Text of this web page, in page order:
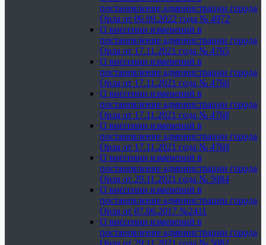
постановление администрации города
Орла от 06.09.2022 года № 4972
О внесении изменений в
постановление администрации города
Орла от 17.11.2021 года № 4765
О внесении изменений в
постановление администрации города
Орла от 17.11.2021 года № 4766
О внесении изменений в
постановление администрации города
Орла от 17.11.2021 года № 4768
О внесении изменений в
постановление администрации города
Орла от 17.11.2021 года № 4769
О внесении изменений в
постановление администрации города
Орла от 29.11.2021 года № 5084
О внесении изменений в
постановление администрации города
Орла от 07.06.2017 №2411
О внесении изменений в
постановление администрации города
Орла от 29.11.2021 года № 5082